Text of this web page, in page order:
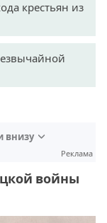
крестьян из
внизу
Реклама
войны